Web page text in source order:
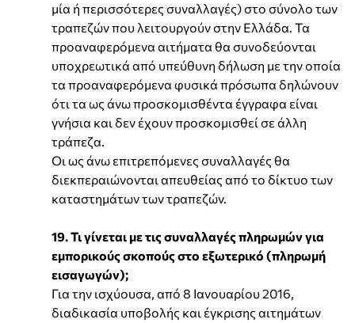
μία ή περισσότερες συναλλαγές) στο σύνολο των
τραπεζών που λειτουργούν στην Ελλάδα. Τα
προαναφερόμενα αιτήματα θα συνοδεύονται
υποχρεωτικά από υπεύθυνη δήλωση με την οποία
τα προαναφερόμενα φυσικά πρόσωπα δηλώνουν
ότι τα ως άνω προσκομισθέντα έγγραφα είναι
γνήσια και δεν έχουν προσκομισθεί σε άλλη
τράπεζα.
Οι ως άνω επιτρεπόμενες συναλλαγές θα
διεκπεραιώνονται απευθείας από το δίκτυο των
καταστημάτων των τραπεζών.
19. Τι γίνεται με τις συναλλαγές πληρωμών για
εμπορικούς σκοπούς στο εξωτερικό (πληρωμή
εισαγωγών);
Για την ισχύουσα, από 8 Ιανουαρίου 2016,
διαδικασία υποβολής και έγκρισης αιτημάτων